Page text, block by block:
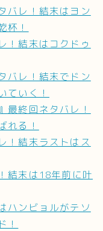
バレ！結末はヨン
杯！
！結末はコクドゥ
バレ！結末でドン
ていく！
最終回ネタバレ！
れる！
！結末ラストはス
結末は18年前に叶
ハンビョルがテソ
！